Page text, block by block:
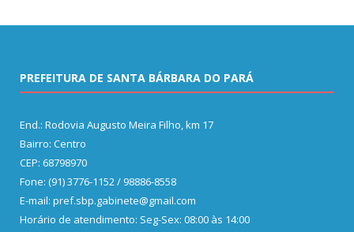
PREFEITURA DE SANTA BÁRBARA DO PARÁ
End.: Rodovia Augusto Meira Filho, km 17
Bairro: Centro
CEP: 68798970
Fone: (91) 3776-1152 / 98886-8558
E-mail: pref.sbp.gabinete@gmail.com
Horário de atendimento: Seg-Sex: 08:00 às 14:00